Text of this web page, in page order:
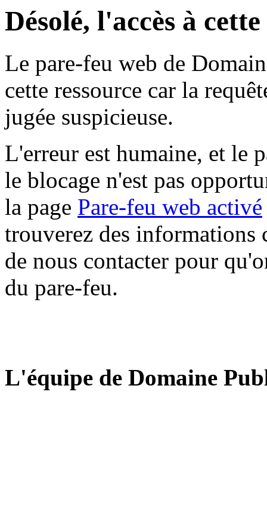
Désolé, l'accès à
Le pare-feu web de
cette ressource car la
jugée suspicieuse.
L'erreur est humaine, et le
le blocage n'est pas
la page Pare-feu web activé
trouverez des informations
de nous contacter pour
du pare-feu.
L'équipe de Domaine